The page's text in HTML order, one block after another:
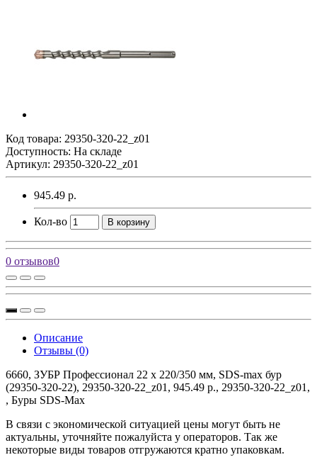
Код товара: 29350-320-22_z01
Доступность: На складе
Артикул: 29350-320-22_z01
945.49 р.
Кол-во В корзину
0 отзывов0
Описание
Отзывы (0)
6660, ЗУБР Профессионал 22 x 220/350 мм, SDS-max бур
(29350-320-22), 29350-320-22_z01, 945.49 р., 29350-320-22_z01,
, Буры SDS-Max
В связи с экономической ситуацией цены могут быть не
актуальны, уточняйте пожалуйста у операторов. Так же
некоторые виды товаров отгружаются кратно упаковкам.